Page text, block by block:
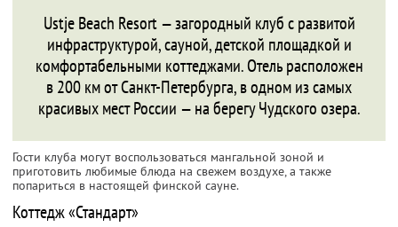
Ustje Beach Resort — загородный клуб с развитой
инфраструктурой, сауной, детской площадкой и
комфортабельными коттеджами. Отель расположен
в 200 км от Санкт-Петербурга, в одном из самых
красивых мест России — на берегу Чудского озера.
Гости клуба могут воспользоваться мангальной зоной и
приготовить любимые блюда на свежем воздухе, а также
попариться в настоящей финской сауне.
Коттедж «Стандарт»